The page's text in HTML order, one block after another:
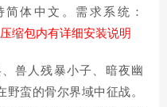
简体中文。需求系统：
压缩包内有详细安装说明
兽人残暴小子、暗夜幽
蛮的骨尔界域中征战。